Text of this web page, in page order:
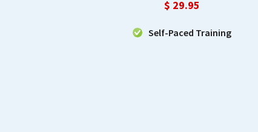
$ 29.95
Self-Paced Training